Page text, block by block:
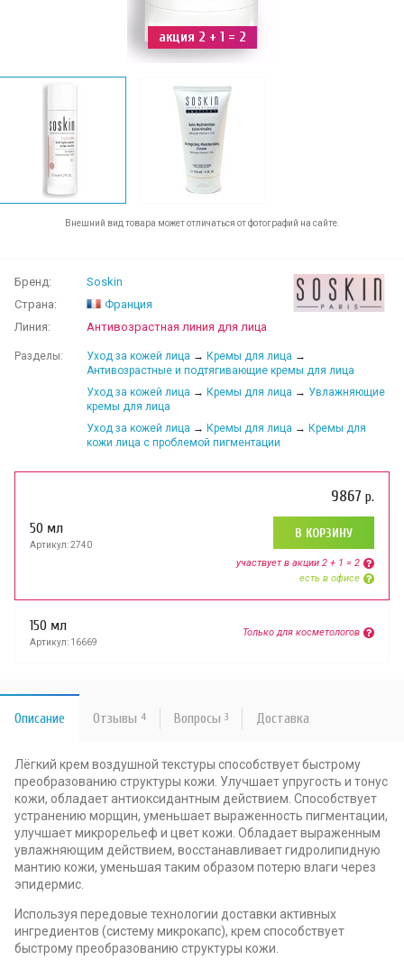
акция 2 + 1 = 2
Внешний вид товара может отличаться от фотографий на сайте.
Бренд:
Soskin
Страна:
Франция
Линия:
Антивозрастная линия для лица
Разделы: Уход за кожей лица → Кремы для лица →
Антивозрастные и подтягивающие кремы для лица
Уход за кожей лица → Кремы для лица → Увлажняющие
кремы для лица
Уход за кожей лица → Кремы для лица → Кремы для
кожи лица с проблемой пигментации
50 мл
Артикул: 2740
9867 р.
В КОРЗИНУ
участвует в aкции 2 + 1 = 2
есть в офисе
150 мл
Артикул: 16669
Только для косметологов
Описание Отзывы 4 Вопросы 3 Доставка
Лёгкий крем воздушной текстуры способствует быстрому
преобразованию структуры кожи. Улучшает упругость и тонус
кожи, обладает антиоксидантным действием. Способствует
устранению морщин, уменьшает выраженность пигментации,
улучшает микрорельеф и цвет кожи. Обладает выраженным
увлажняющим действием, восстанавливает гидролипидную
мантию кожи, уменьшая таким образом потерю влаги через
эпидермис.
Используя передовые технологии доставки активных
ингредиентов (систему микрокапс), крем способствует
быстрому преобразованию структуры кожи.